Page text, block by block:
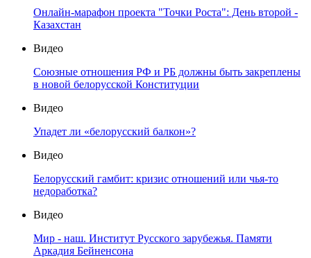
Онлайн-марафон проекта "Точки Роста": День второй -
Казахстан
Видео
Союзные отношения РФ и РБ должны быть закреплены
в новой белорусской Конституции
Видео
Упадет ли «белорусский балкон»?
Видео
Белорусский гамбит: кризис отношений или чья-то
недоработка?
Видео
Мир - наш. Институт Русского зарубежья. Памяти
Аркадия Бейненсона